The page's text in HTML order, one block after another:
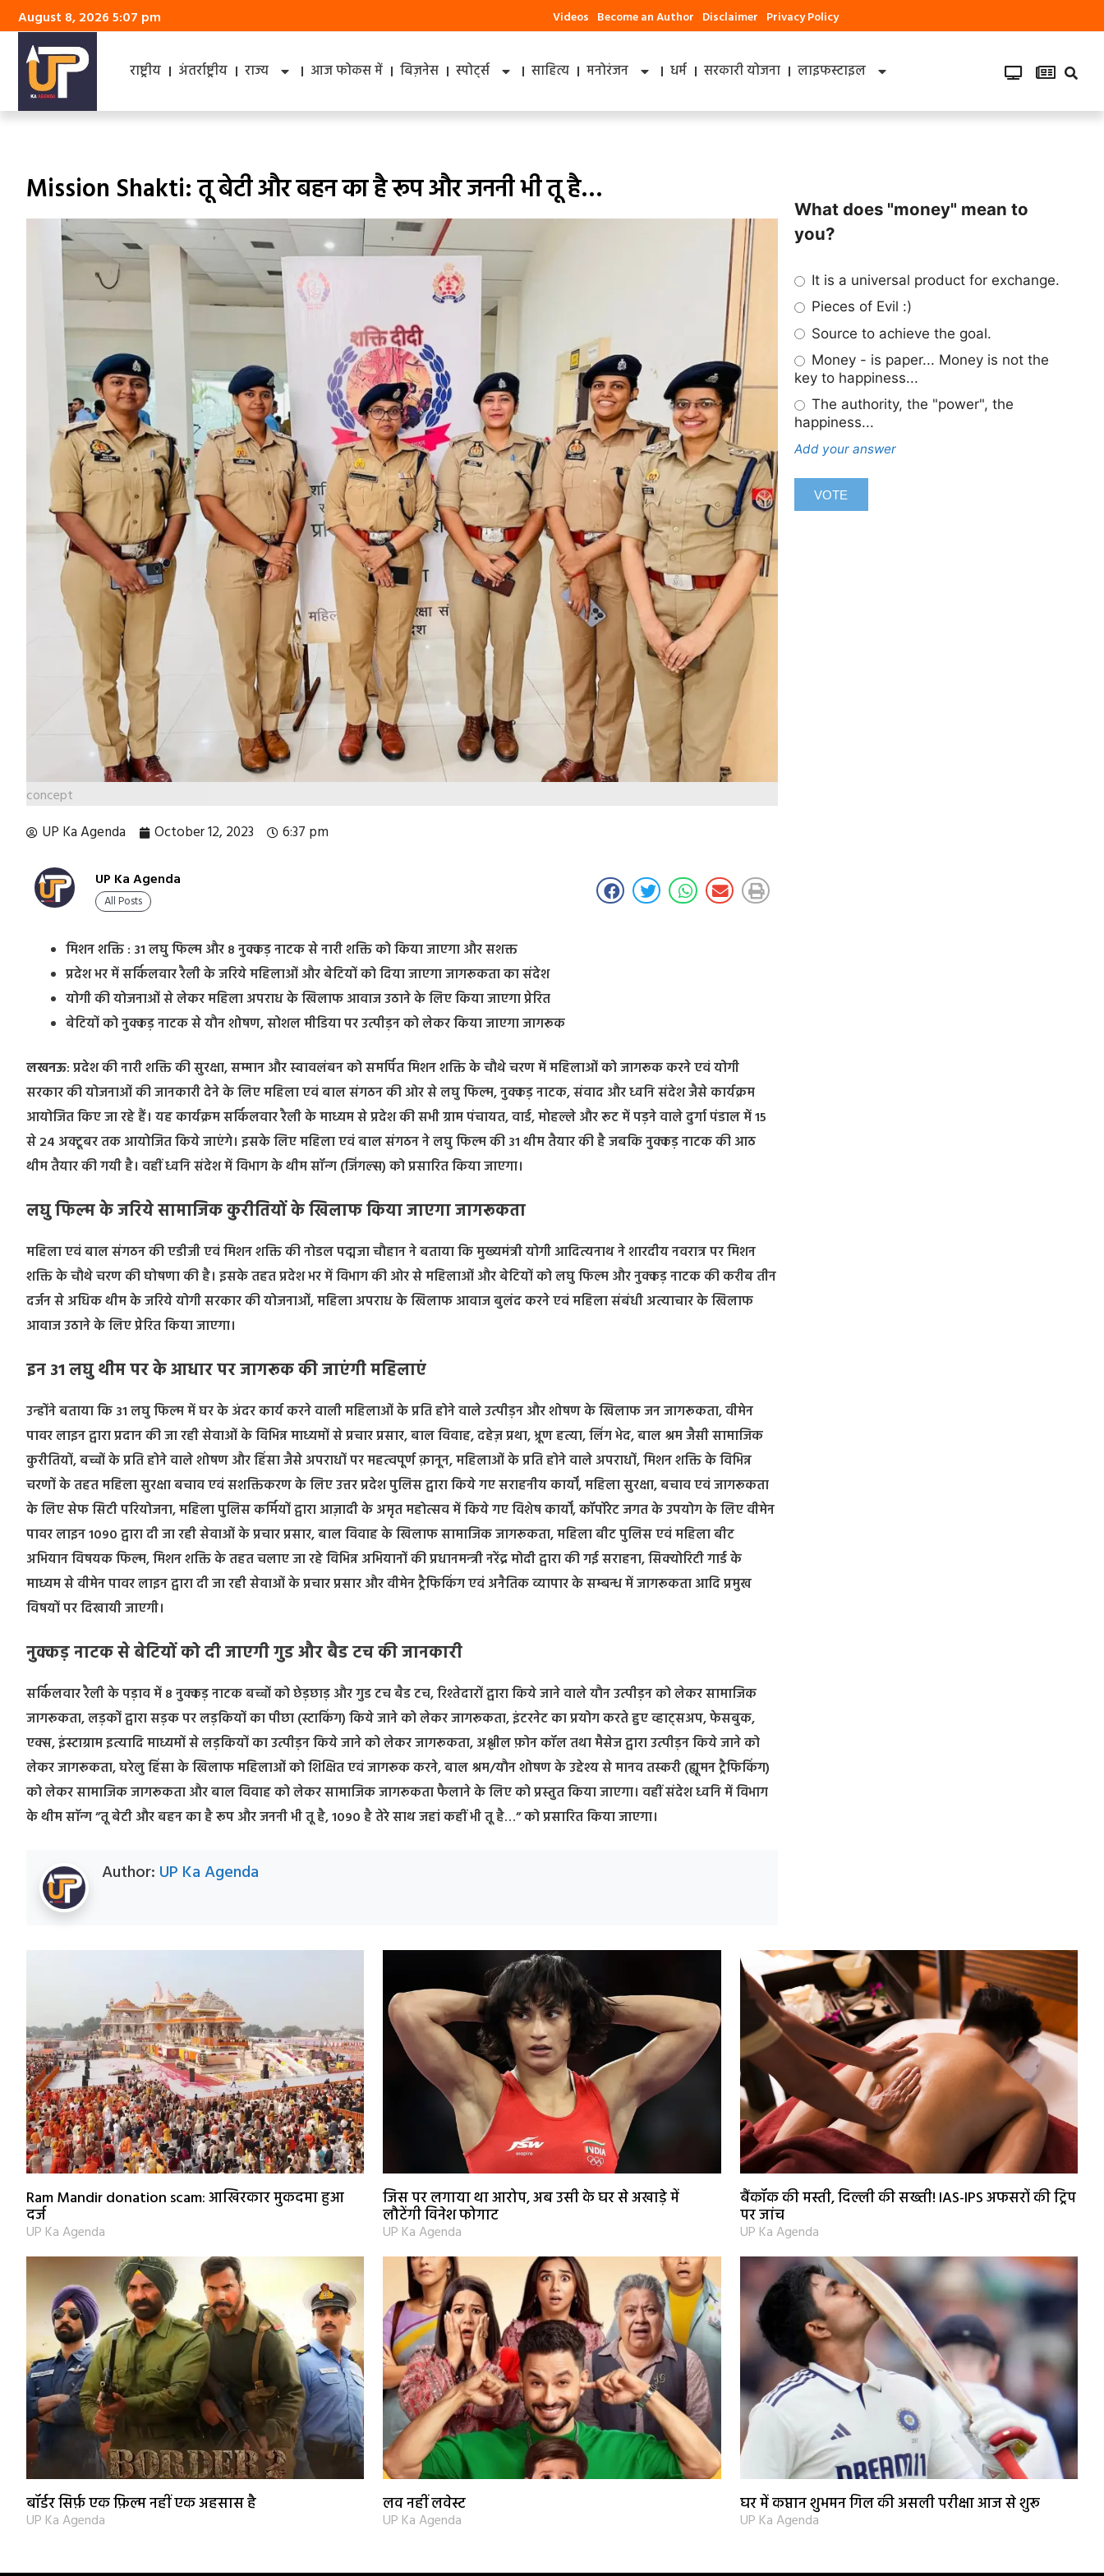
August 8, 2026 5:07 pm Videos Become an Author Disclaimer Privacy Policy
राष्ट्रीय अंतर्राष्ट्रीय राज्य आज फोकस में बिज़नेस स्पोर्ट्स साहित्य मनोरंजन धर्म सरकारी योजना लाइफस्टाइल
Mission Shakti: तू बेटी और बहन का है रूप और जननी भी तू है…
concept
UP Ka Agenda October 12, 2023 6:37 pm
UP Ka Agenda
All Posts
मिशन शक्ति : 31 लघु फिल्म और 8 नुक्कड़ नाटक से नारी शक्ति को किया जाएगा और सशक्त
प्रदेश भर में सर्किलवार रैली के जरिये महिलाओं और बेटियों को दिया जाएगा जागरूकता का संदेश
योगी की योजनाओं से लेकर महिला अपराध के खिलाफ आवाज उठाने के लिए किया जाएगा प्रेरित
बेटियों को नुक्कड़ नाटक से यौन शोषण, सोशल मीडिया पर उत्पीड़न को लेकर किया जाएगा जागरूक
लखनऊ: प्रदेश की नारी शक्ति की सुरक्षा, सम्मान और स्वावलंबन को समर्पित मिशन शक्ति के चौथे चरण में महिलाओं को जागरूक करने एवं योगी
सरकार की योजनाओं की जानकारी देने के लिए महिला एवं बाल संगठन की ओर से लघु फिल्म, नुक्कड़ नाटक, संवाद और ध्वनि संदेश जैसे कार्यक्रम
आयोजित किए जा रहे हैं। यह कार्यक्रम सर्किलवार रैली के माध्यम से प्रदेश की सभी ग्राम पंचायत, वार्ड, माेहल्ले और रूट में पड़ने वाले दुर्गा पंडाल में 15
से 24 अक्टूबर तक आयोजित किये जाएंगे। इसके लिए महिला एवं बाल संगठन ने लघु फिल्म की 31 थीम तैयार की है जबकि नुक्कड़ नाटक की आठ
थीम तैयार की गयी है। वहीं ध्वनि संदेश में विभाग के थीम सॉन्ग (जिंगल्स) को प्रसारित किया जाएगा।
लघु फिल्म के जरिये सामाजिक कुरीतियों के खिलाफ किया जाएगा जागरूकता
महिला एवं बाल संगठन की एडीजी एवं मिशन शक्ति की नोडल पद्मजा चौहान ने बताया कि मुख्यमंत्री योगी आदित्यनाथ ने शारदीय नवरात्र पर मिशन
शक्ति के चौथे चरण की घोषणा की है। इसके तहत प्रदेश भर में विभाग की ओर से महिलाओं और बेटियों को लघु फिल्म और नुक्कड़ नाटक की करीब तीन
दर्जन से अधिक थीम के जरिये योगी सरकार की योजनाओं, महिला अपराध के खिलाफ आवाज बुलंद करने एवं महिला संबंधी अत्याचार के खिलाफ
आवाज उठाने के लिए प्रेरित किया जाएगा।
इन 31 लघु थीम पर के आधार पर जागरूक की जाएंगी महिलाएं
उन्होंने बताया कि 31 लघु फिल्म में घर के अंदर कार्य करने वाली महिलाओं के प्रति होने वाले उत्पीड़न और शोषण के खिलाफ जन जागरूकता, वीमेन
पावर लाइन द्वारा प्रदान की जा रही सेवाओं के विभिन्न माध्यमों से प्रचार प्रसार, बाल विवाह, दहेज़ प्रथा, भ्रूण हत्या, लिंग भेद, बाल श्रम जैसी सामाजिक
कुरीतियों, बच्चों के प्रति होने वाले शोषण और हिंसा जैसे अपराधों पर महत्वपूर्ण क़ानून, महिलाओं के प्रति होने वाले अपराधों, मिशन शक्ति के विभिन्न
चरणों के तहत महिला सुरक्षा बचाव एवं सशक्तिकरण के लिए उत्तर प्रदेश पुलिस द्वारा किये गए सराहनीय कार्यों, महिला सुरक्षा, बचाव एवं जागरूकता
के लिए सेफ सिटी परियोजना, महिला पुलिस कर्मियों द्वारा आज़ादी के अमृत महोत्सव में किये गए विशेष कार्यों, कॉर्पोरेट जगत के उपयोग के लिए वीमेन
पावर लाइन 1090 द्वारा दी जा रही सेवाओं के प्रचार प्रसार, बाल विवाह के खिलाफ सामाजिक जागरूकता, महिला बीट पुलिस एवं महिला बीट
अभियान विषयक फिल्म, मिशन शक्ति के तहत चलाए जा रहे विभिन्न अभियानों की प्रधानमन्त्री नरेंद्र मोदी द्वारा की गई सराहना, सिक्योरिटी गार्ड के
माध्यम से वीमेन पावर लाइन द्वारा दी जा रही सेवाओं के प्रचार प्रसार और वीमेन ट्रैफिकिंग एवं अनैतिक व्यापार के सम्बन्ध में जागरूकता आदि प्रमुख
विषयों पर दिखायी जाएगी।
नुक्कड़ नाटक से बेटियों को दी जाएगी गुड और बैड टच की जानकारी
सर्किलवार रैली के पड़ाव में 8 नुक्कड़ नाटक बच्चों को छेड़छाड़ और गुड टच बैड टच, रिश्तेदारों द्वारा किये जाने वाले यौन उत्पीड़न को लेकर सामाजिक
जागरूकता, लड़कों द्वारा सड़क पर लड़कियों का पीछा (स्टाकिंग) किये जाने को लेकर जागरूकता, इंटरनेट का प्रयोग करते हुए व्हाट्सअप, फेसबुक,
एक्स, इंस्टाग्राम इत्यादि माध्यमों से लड़कियों का उत्पीड़न किये जाने को लेकर जागरूकता, अश्लील फ़ोन कॉल तथा मैसेज द्वारा उत्पीड़न किये जाने को
लेकर जागरूकता, घरेलु हिंसा के खिलाफ महिलाओं को शिक्षित एवं जागरूक करने, बाल श्रम/यौन शोषण के उद्देश्य से मानव तस्करी (ह्यूमन ट्रैफिकिंग)
को लेकर सामाजिक जागरूकता और बाल विवाह को लेकर सामाजिक जागरूकता फैलाने के लिए को प्रस्तुत किया जाएगा। वहीं संदेश ध्वनि में विभाग
के थीम साॅन्ग ”तू बेटी और बहन का है रूप और जननी भी तू है, 1090 है तेरे साथ जहां कहीं भी तू है…” को प्रसारित किया जाएगा।
Author: UP Ka Agenda
What does "money" mean to
you?
It is a universal product for exchange.
Pieces of Evil :)
Source to achieve the goal.
Money - is paper... Money is not the
key to happiness...
The authority, the "power", the
happiness...
Add your answer
Ram Mandir donation scam: आखिरकार मुकदमा हुआ
दर्ज
UP Ka Agenda
जिस पर लगाया था आरोप, अब उसी के घर से अखाड़े में
लौटेंगी विनेश फोगाट
UP Ka Agenda
बैंकॉक की मस्ती, दिल्ली की सख्ती! IAS-IPS अफसरों की ट्रिप
पर जांच
UP Ka Agenda
बॉर्डर सिर्फ़ एक फ़िल्म नहीं एक अहसास है
UP Ka Agenda
लव नहीं लवेस्ट
UP Ka Agenda
घर में कप्तान शुभमन गिल की असली परीक्षा आज से शुरू
UP Ka Agenda